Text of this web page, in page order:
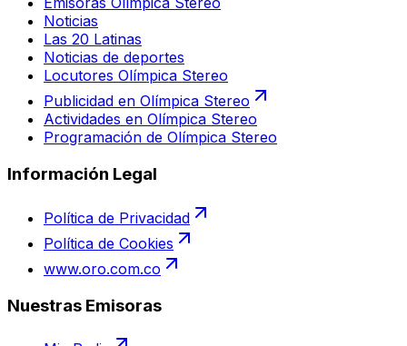
Noticias
Las 20 Latinas
Noticias de deportes
Locutores Olímpica Stereo
Publicidad en Olímpica Stereo
Actividades en Olímpica Stereo
Programación de Olímpica Stereo
Información Legal
Política de Privacidad
Política de Cookies
www.oro.com.co
Nuestras Emisoras